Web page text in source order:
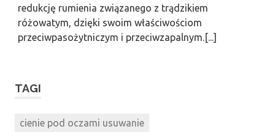
redukcję rumienia związanego z trądzikiem
różowatym, dzięki swoim właściwościom
przeciwpasożytniczym i przeciwzapalnym.[...]
TAGI
cienie pod oczami usuwanie